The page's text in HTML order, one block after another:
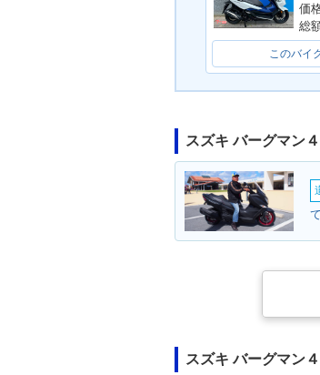
価
総
このバイ
スズキ バーグマン
スズキ バーグマン